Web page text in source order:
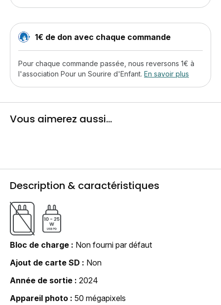
1€ de don avec chaque commande
Pour chaque commande passée, nous reversons 1€ à
l'association Pour un Sourire d'Enfant. En savoir plus
Vous aimerez aussi...
Description & caractéristiques
Bloc de charge
Non fourni par défaut
Ajout de carte SD
Non
Année de sortie
2024
Appareil photo
50 mégapixels